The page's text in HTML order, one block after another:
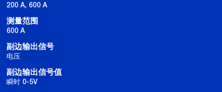
200 A, 600 A
测量范围
600 A
副边输出信号
电压
副边输出信号值
瞬时 0-5V